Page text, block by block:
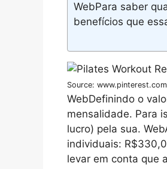
WebPara saber
benefícios que
Source: www.pinterest.com
WebDefinindo o
mensalidade. Para
lucro) pela sua.
individuais:
levar em conta que